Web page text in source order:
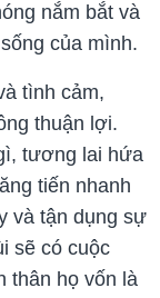
nắm bắt và
của mình.
tình cảm,
thuận lợi.
tương lai hứa
tiến nhanh
và tận dụng sự
sẽ có cuộc
thân họ vốn là